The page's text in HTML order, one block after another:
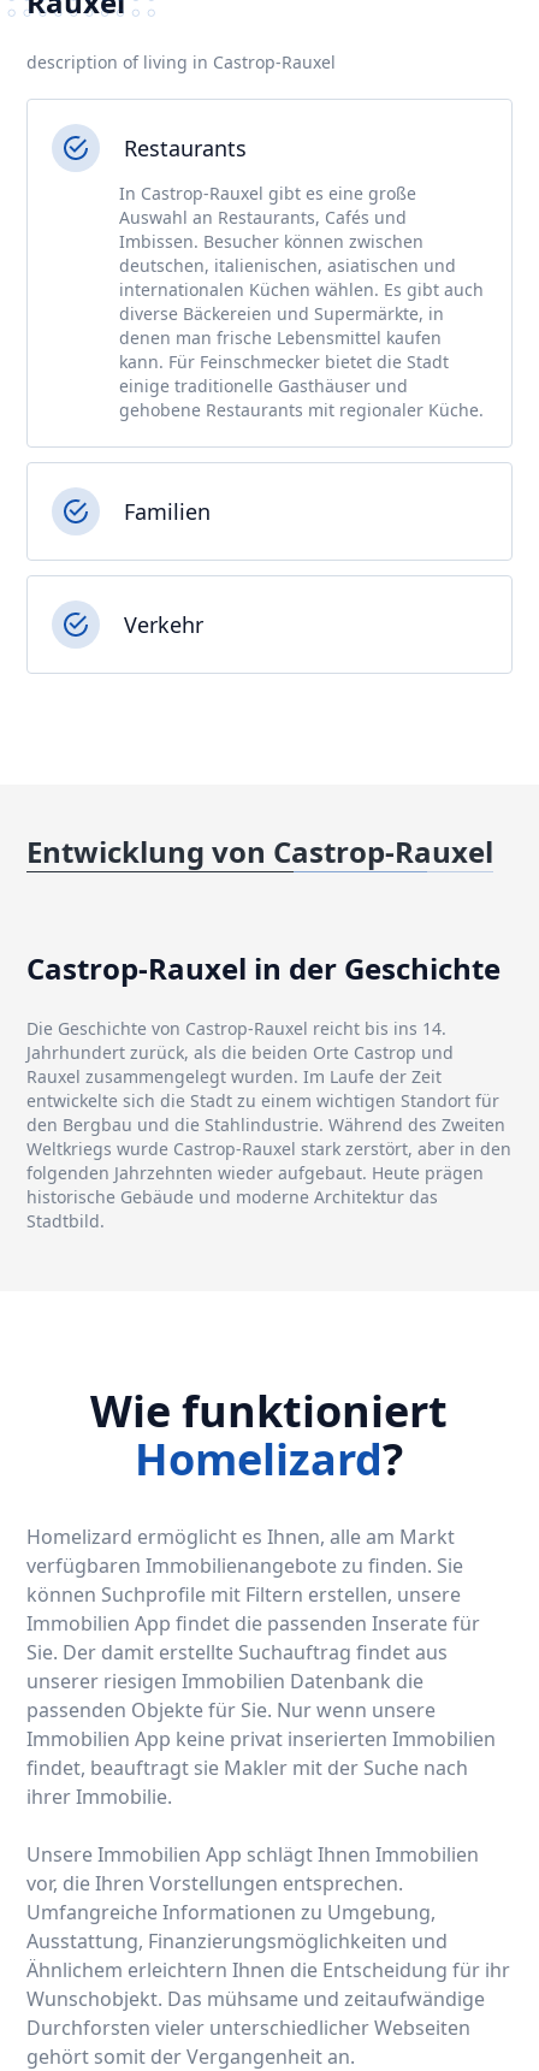
description of living in Castrop-Rauxel
Restaurants
In Castrop-Rauxel gibt es eine große
Auswahl an Restaurants, Cafés und
Imbissen. Besucher können zwischen
deutschen, italienischen, asiatischen und
internationalen Küchen wählen. Es gibt auch
diverse Bäckereien und Supermärkte, in
denen man frische Lebensmittel kaufen
kann. Für Feinschmecker bietet die Stadt
einige traditionelle Gasthäuser und
gehobene Restaurants mit regionaler Küche.
Familien
Verkehr
Entwicklung von Castrop-Rauxel
Castrop-Rauxel in der Geschichte
Die Geschichte von Castrop-Rauxel reicht bis ins 14.
Jahrhundert zurück, als die beiden Orte Castrop und
Rauxel zusammengelegt wurden. Im Laufe der Zeit
entwickelte sich die Stadt zu einem wichtigen Standort für
den Bergbau und die Stahlindustrie. Während des Zweiten
Weltkriegs wurde Castrop-Rauxel stark zerstört, aber in den
folgenden Jahrzehnten wieder aufgebaut. Heute prägen
historische Gebäude und moderne Architektur das
Stadtbild.
Wie funktioniert
Homelizard?
Homelizard ermöglicht es Ihnen, alle am Markt
verfügbaren Immobilienangebote zu finden. Sie
können Suchprofile mit Filtern erstellen, unsere
Immobilien App findet die passenden Inserate für
Sie. Der damit erstellte Suchauftrag findet aus
unserer riesigen Immobilien Datenbank die
passenden Objekte für Sie. Nur wenn unsere
Immobilien App keine privat inserierten Immobilien
findet, beauftragt sie Makler mit der Suche nach
ihrer Immobilie.
Unsere Immobilien App schlägt Ihnen Immobilien
vor, die Ihren Vorstellungen entsprechen.
Umfangreiche Informationen zu Umgebung,
Ausstattung, Finanzierungsmöglichkeiten und
Ähnlichem erleichtern Ihnen die Entscheidung für ihr
Wunschobjekt. Das mühsame und zeitaufwändige
Durchforsten vieler unterschiedlicher Webseiten
gehört somit der Vergangenheit an.